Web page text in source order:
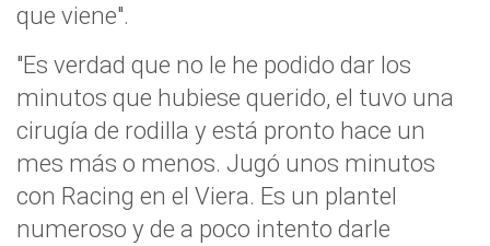
que viene".
"Es verdad que no le he podido dar los
minutos que hubiese querido, el tuvo una
cirugía de rodilla y está pronto hace un
mes más o menos. Jugó unos minutos
con Racing en el Viera. Es un plantel
numeroso y de a poco intento darle